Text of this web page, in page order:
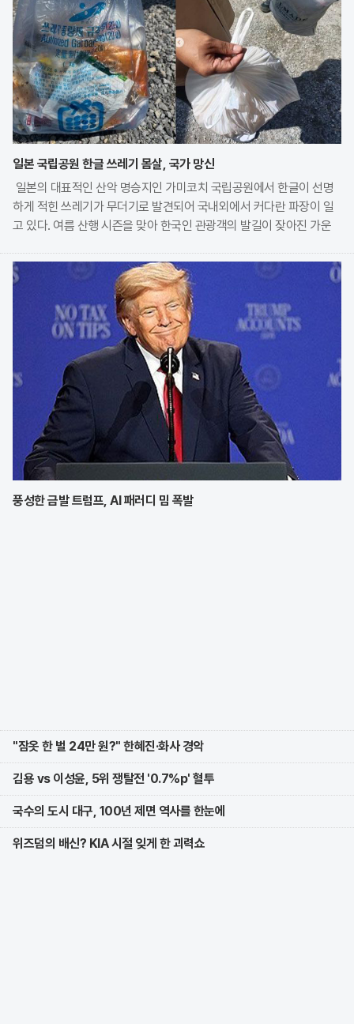
일본 국립공원 한글 쓰레기 몸살, 국가 망신
일본의 대표적인 산악 명승지인 가미코치 국립공원에서 한글이 선명
하게 적힌 쓰레기가 무더기로 발견되어 국내외에서 커다란 파장이 일
고 있다. 여름 산행 시즌을 맞아 한국인 관광객의 발길이 잦아진 가운
우려를 표명한 것이다. 특히 자연보호 구역 내에서
풍성한 금발 트럼프, AI 패러디 밈 폭발
"잠옷 한 벌 24만 원?" 한혜진·화사 경악
김용 vs 이성윤, 5위 쟁탈전 '0.7%p' 혈투
국수의 도시 대구, 100년 제면 역사를 한눈에
위즈덤의 배신? KIA 시절 잊게 한 괴력쇼